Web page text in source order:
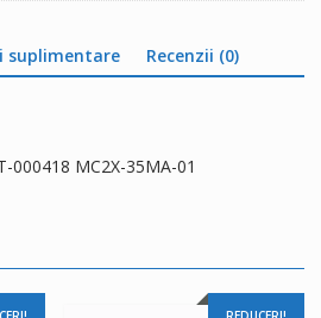
suplimentare Recenzii (0)
000418 MC2X-35MA-01